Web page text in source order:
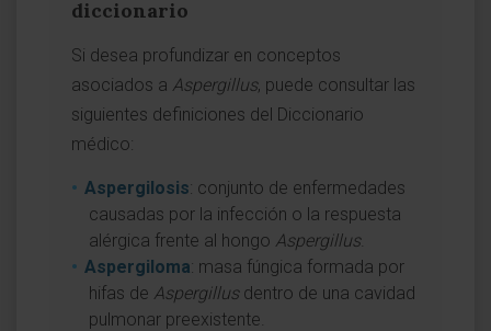
diccionario
Si desea profundizar en conceptos
asociados a Aspergillus, puede consultar las
siguientes definiciones del Diccionario
médico:
Aspergilosis: conjunto de enfermedades
causadas por la infección o la respuesta
alérgica frente al hongo Aspergillus.
Aspergiloma: masa fúngica formada por
hifas de Aspergillusdentro de una cavidad
pulmonar preexistente.